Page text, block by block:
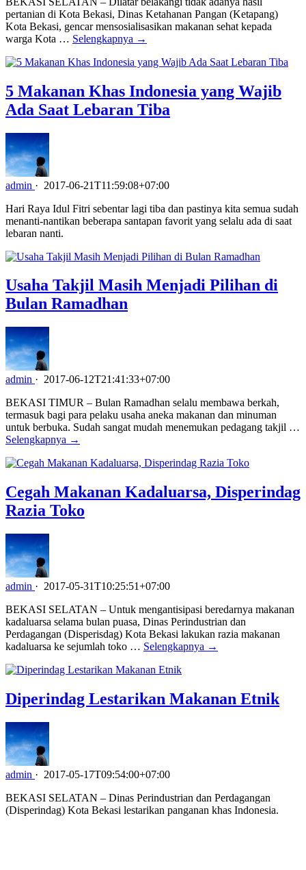
pertanian di Kota Bekasi, Dinas Ketahanan Pangan (Ketapang)
Kota Bekasi, gencar mensosialisasikan makanan sehat kepada
warga Kota … Selengkapnya →
5 Makanan Khas Indonesia yang Wajib
Ada Saat Lebaran Tiba
admin · 2017-06-21T11:59:08+07:00
Hari Raya Idul Fitri sebentar lagi tiba dan pastinya kita semua sudah
menanti-nantikan beberapa santapan favorit yang selalu ada di saat
lebaran nanti.
Usaha Takjil Masih Menjadi Pilihan di
Bulan Ramadhan
admin · 2017-06-12T21:41:33+07:00
BEKASI TIMUR – Bulan Ramadhan selalu membawa berkah,
termasuk bagi para pelaku usaha aneka makanan dan minuman
untuk berbuka. Sudah sangat mudah menemukan pedagang takjil …
Selengkapnya →
Cegah Makanan Kadaluarsa, Disperindag
Razia Toko
admin · 2017-05-31T10:25:51+07:00
BEKASI SELATAN – Untuk mengantisipasi beredarnya makanan
kadaluarsa selama bulan puasa, Dinas Perindustrian dan
Perdagangan (Disperisdag) Kota Bekasi lakukan razia makanan
kadaluarsa ke sejumlah toko … Selengkapnya →
Diperindag Lestarikan Makanan Etnik
admin · 2017-05-17T09:54:00+07:00
BEKASI SELATAN – Dinas Perindustrian dan Perdagangan
(Disperindag) Kota Bekasi lestarikan panganan khas Indonesia.